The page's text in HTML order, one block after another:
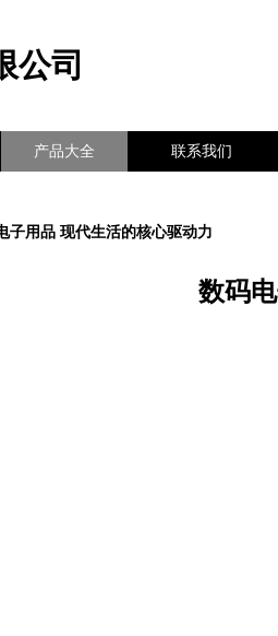
公司
产品大全 联系我们
子用品 现代生活的核心驱动力
数码